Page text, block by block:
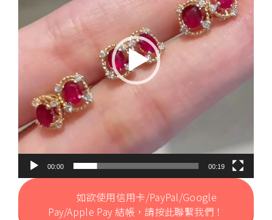
00:00 00:19
如欲使用信用卡/PayPal/Google
Pay/Apple Pay 結帳，請按此聯繫我們！